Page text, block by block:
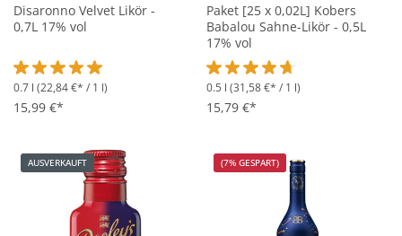
Disaronno Velvet Likör -
0,7L 17% vol
Durchschnittliche Bewertung von 5 von 5 Sternen
0.7 l (22,84 €* / 1 l)
15,99 €*
Paket [25 x 0,02L] Kobers
Babalou Sahne-Likör - 0,5L
17% vol
Durchschnittliche Bewertung
0.5 l (31,58 €* / 1 l)
15,79 €*
AUSVERKAUFT (7% GESPART)